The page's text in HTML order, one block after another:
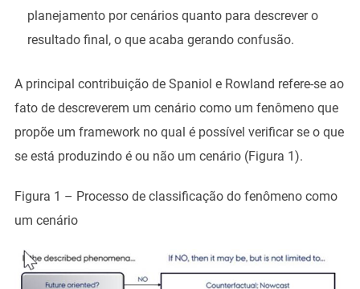
planejamento por cenários quanto para descrever o
resultado final, o que acaba gerando confusão.
A principal contribuição de Spaniol e Rowland refere-se ao
fato de descreverem um cenário como um fenômeno que
propõe um framework no qual é possível verificar se o que
se está produzindo é ou não um cenário (Figura 1).
Figura 1 – Processo de classificação do fenômeno como
um cenário